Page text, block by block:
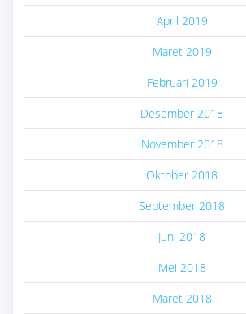
April 2019
Maret 2019
Februari 2019
Desember 2018
November 2018
Oktober 2018
September 2018
Juni 2018
Mei 2018
Maret 2018